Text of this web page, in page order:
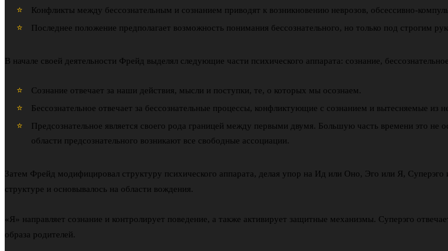
Конфликты между бессознательным и сознанием приводят к возникновению неврозов, обсессивно-
Последнее положение предполагает возможность понимания бессознательного, но только под строгим
В начале своей деятельности Фрейд выделял следующие части психического аппарата: сознание,
Сознание отвечает за наши действия, мысли и поступки, те, о которых мы осознаем.
Бессознательное отвечает за бессознательные процессы, конфликтующие с сознанием и вытесняемые из
Предсознательное является своего рода границей между первыми двумя. Большую часть времени это
области предсознательного возникают все свободные ассоциации.
Затем Фрейд модифицировал структуру психического аппарата, делая упор на Ид или Оно, Эго или Я, Суперэго
структуре и основывалось на области вождения.
«Я» направляет сознание и контролирует поведение, а также активирует защитные механизмы. Суперэго
образа родителей.